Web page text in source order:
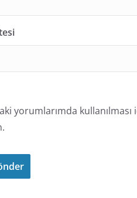
yorumlarımda